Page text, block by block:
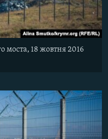
моста, 18 жовтня 2016